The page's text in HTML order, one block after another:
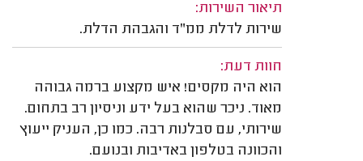
תיאור השירות:
שירות לדלת ממ"ד והגבהת הדלת.
חוות דעת:
הוא היה מקסים! איש מקצוע ברמה גבוהה
מאוד. ניכר שהוא בעל ידע וניסיון רב בתחום.
שירותי, עם סבלנות רבה. כמו כן, העניק ייעוץ
והכוונה בטלפון באדיבות ובנועם.